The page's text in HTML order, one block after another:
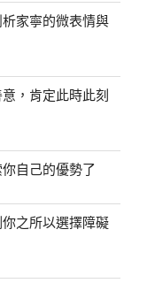
析家寧的微表情與
，肯定此時此刻
自己的優勢了
你之所以選擇障礙